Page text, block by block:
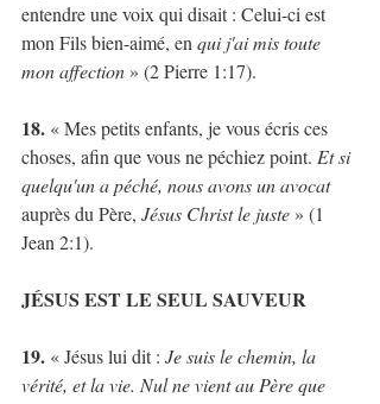
entendre une voix qui disait : Celui-ci est
mon Fils bien-aimé, en qui j'ai mis toute
mon affection » (2 Pierre 1:17).
18. « Mes petits enfants, je vous écris ces
choses, afin que vous ne péchiez point. Et si
quelqu'un a péché, nous avons un avocat
auprès du Père, Jésus Christ le juste » (1
Jean 2:1).
JÉSUS EST LE SEUL SAUVEUR
19. « Jésus lui dit : Je suis le chemin, la
vérité, et la vie. Nul ne vient au Père que